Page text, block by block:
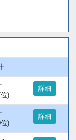
)
詳細
)
詳細